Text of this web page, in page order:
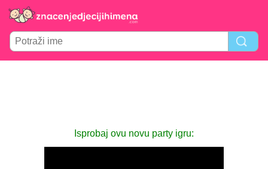
Isprobaj ovu novu party igru: